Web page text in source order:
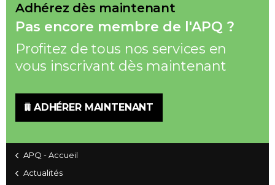
Adhérez dès maintenant
Pas encore membre de l'APQ ?
Profitez de tous nos services en
vous inscrivant dès maintenant
ADHÉRER MAINTENANT
APQ - Accueil
Actualités